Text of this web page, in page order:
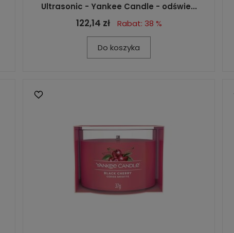
Ultrasonic - Yankee Candle - odświe...
122,14 zł Rabat: 38 %
Do koszyka